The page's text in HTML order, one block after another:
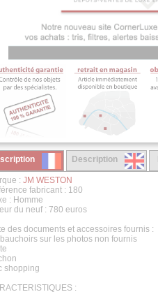
Description
: JM WESTON
fabricant : 180
: Homme
du neuf : 780 euros
des documents et accessoires fournis :
sur les photos non fournis
shopping
: